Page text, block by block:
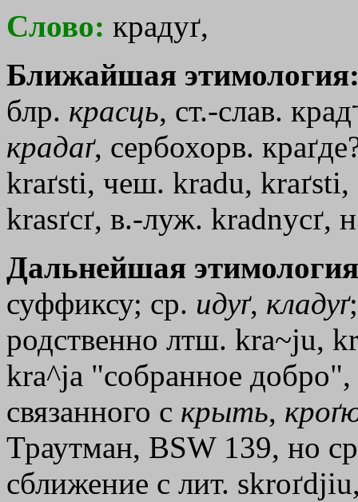
Слово: крадуґ,
Ближайшая
блр. красць, ст.-слав. крад
крадаґ, сербохорв.
kraґsti, чеш. kradu, kraґsti,
krasґcґ, в.-луж. kradnycґ,
Дальнейшая
суффиксу; ср. идуґ, кладуґ
родственно лтш. kra~ju,
kra^jа "собранное
связанного с крыть,
Траутман, ВSW 139, но
сближение с лит.